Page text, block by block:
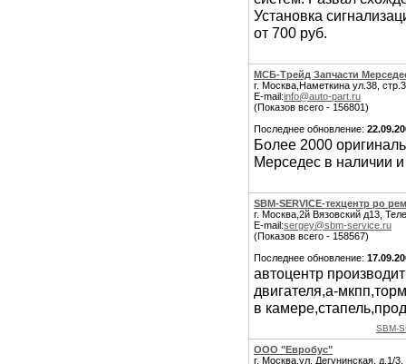
Установка
от 700 руб.
МСБ-Трейд Запчасти
г. Москва,Наметкина ул.38,
E-mail:info@auto-part.ru
(Показов всего - 156801)
Последнее обновление:
Более 2000
Мерседес в наличии
SBM-SERVICE-техцентр ро
г. Москва,2й Вязовский д13,
E-mail:sergey@sbm-service.ru
(Показов всего - 158567)
Последнее обновление:
автоцентр
двигателя,а-
в
SBM-
ООО "Евробус"
г. Москва,ул. Дегунинская,